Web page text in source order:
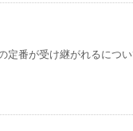
定番が受け継がれるにつ